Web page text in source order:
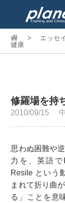
>
エッセ
健康
修羅場を持
2010/09/15
思わぬ困難や
力を、英語で
Resile という
まれて折り曲
る」ことを意